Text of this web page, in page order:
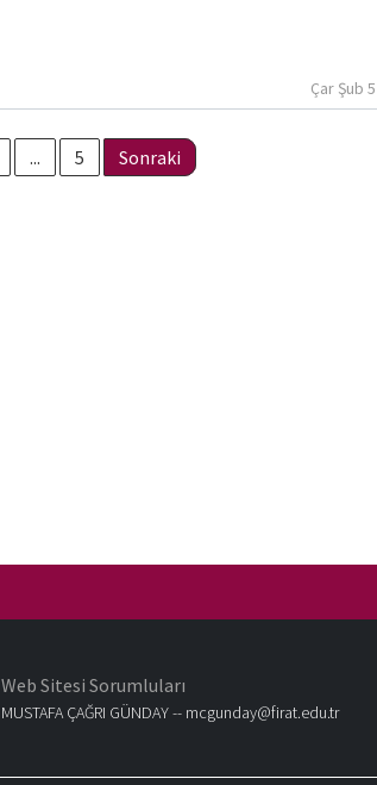
Çar Şub 5
... 5 Sonraki
Web Sitesi Sorumluları
MUSTAFA ÇAĞRI GÜNDAY -- mcgunday@firat.edu.tr